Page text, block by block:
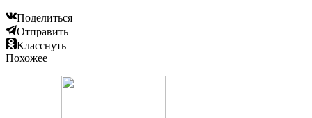
Поделиться
Отправить
Класснуть
Похожее